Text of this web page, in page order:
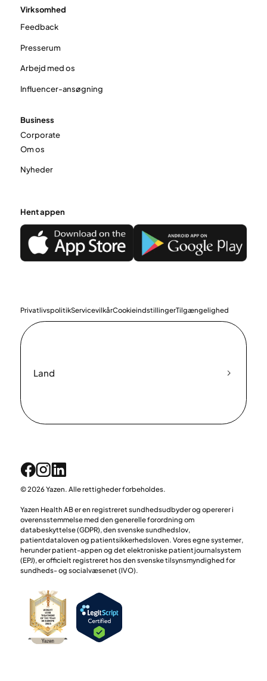
Virksomhed
Feedback
Presserum
Arbejd med os
Influencer-ansøgning
Business
Corporate
Om os
Nyheder
Hent appen
PrivatlivspolitikServicevilkårCookieindstillingerTilgængelighed
Land
© 2026 Yazen. Alle rettigheder forbeholdes.
Yazen Health AB er en registreret sundhedsudbyder og opererer i
overensstemmelse med den generelle forordning om
databeskyttelse (GDPR), den svenske sundhedslov,
patientdataloven og patientsikkerhedsloven. Vores egne systemer,
herunder patient-appen og det elektroniske patientjournalsystem
(EPJ), er officielt registreret hos den svenske tilsynsmyndighed for
sundheds- og socialvæsenet (IVO).